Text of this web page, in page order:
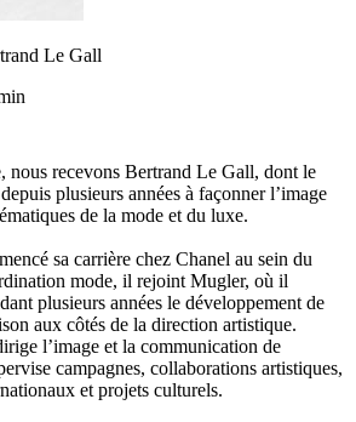
Le Gall
nous recevons Bertrand Le Gall, dont le
plusieurs années à façonner l’image
de la mode et du luxe.
sa carrière chez Chanel au sein du
mode, il rejoint Mugler, où il
plusieurs années le développement de
aux côtés de la direction artistique.
l’image et la communication de
campagnes, collaborations artistiques,
et projets culturels.